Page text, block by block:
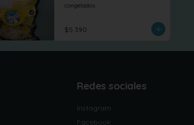
congelados
$5.390
Redes sociales
Instagram
Facebook